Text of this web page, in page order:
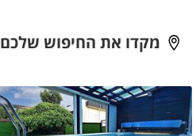
מקדו את החיפוש שלכם